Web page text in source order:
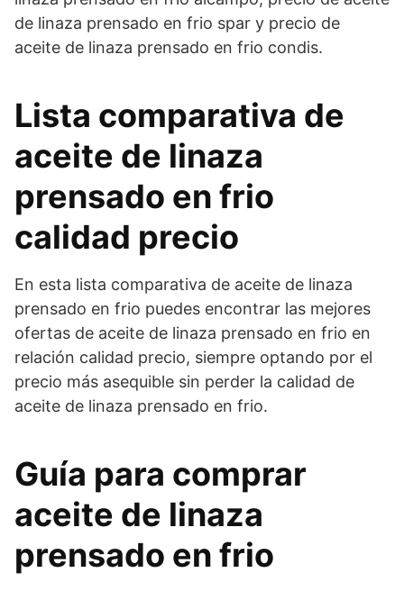
de linaza prensado en frio spar y precio de
aceite de linaza prensado en frio condis.
Lista comparativa de
aceite de linaza
prensado en frio
calidad precio
En esta lista comparativa de aceite de linaza
prensado en frio puedes encontrar las mejores
ofertas de aceite de linaza prensado en frio en
relación calidad precio, siempre optando por el
precio más asequible sin perder la calidad de
aceite de linaza prensado en frio.
Guía para comprar
aceite de linaza
prensado en frio